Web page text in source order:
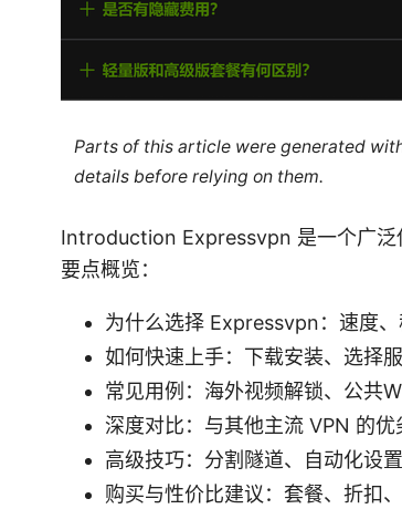
Parts of this article were generated
details before relying on them.
Introduction Expressvpn 是一个广泛
要点概览：
为什么选择 Expressvpn：速度、
如何快速上手：下载安装、选择
常见用例：海外视频解锁、公共
深度对比：与其他主流 VPN 的优
高级技巧：分割隧道、自动化设
购买与性价比建议：套餐、折扣